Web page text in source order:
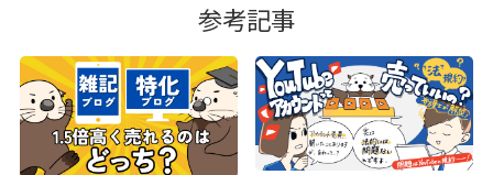
参考記事